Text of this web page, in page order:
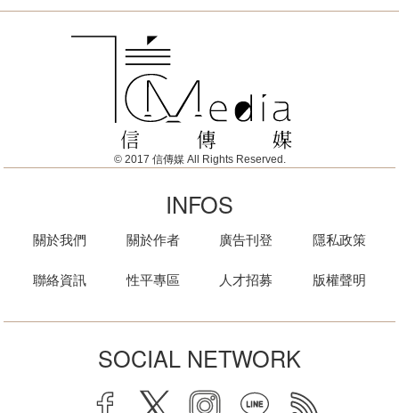
© 2017 信傳媒 All Rights Reserved.
INFOS
關於我們
聯絡資訊
關於作者
性平專區
廣告刊登
人才招募
隱私政策
版權聲明
SOCIAL NETWORK
facebook twitter instagram